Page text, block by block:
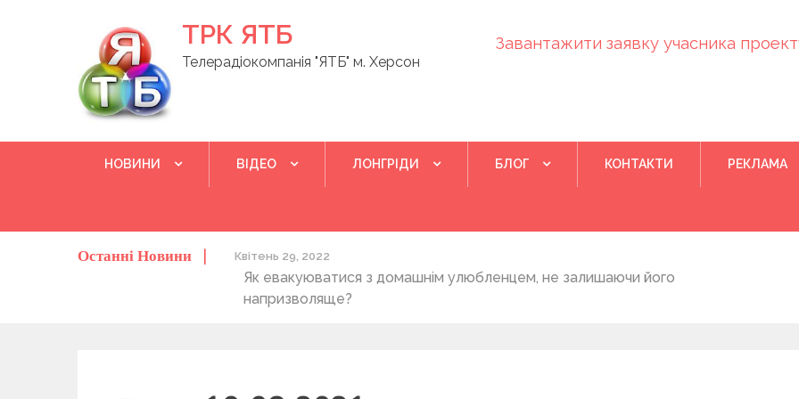
ТРК ЯТБ
Телерадіокомпанія "ЯТБ" м. Херсон
Завантажити заявку учасника
НОВИНИ ВІДЕО ЛОНГРІДИ БЛОГ КОНТАКТИ РЕКЛАМА
Останні Новини
та жителів області Квітень 29, 2022
Як евакуюватися з домашнім улюбленцем, не залишаючи його
напризволяще?